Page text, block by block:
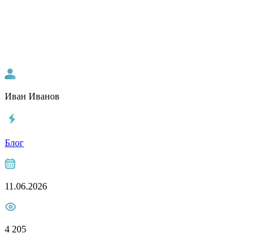
Иван Иванов
Блог
11.06.2026
4 205